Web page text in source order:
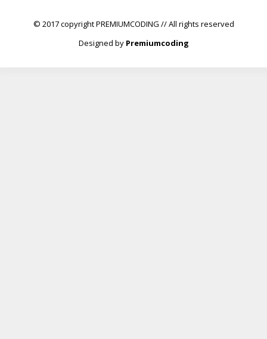
© 2017 copyright PREMIUMCODING // All rights reserved
Designed by Premiumcoding